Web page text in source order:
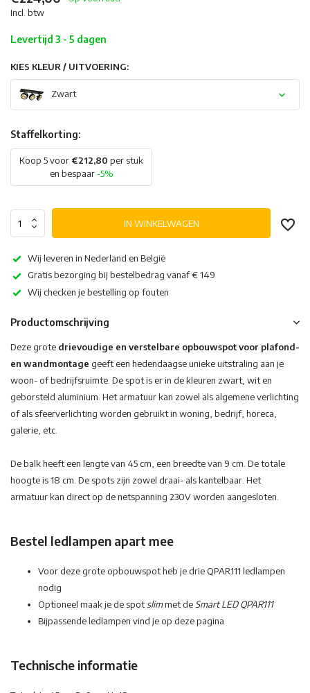
Incl. btw
Levertijd 3 - 5 dagen
KIES KLEUR / UITVOERING:
Zwart
Staffelkorting:
Koop 5 voor€212,80 per stuk
en bespaar -5%
IN WINKELWAGEN
Wij leveren in Nederland en België
Gratis bezorging bij bestelbedrag vanaf € 149
Wij checken je bestelling op fouten
Productomschrijving
Deze grote drievoudige en verstelbare opbouwspot voor plafond-
en wandmontage geeft een hedendaagse unieke uitstraling aan je
woon- of bedrijfsruimte. De spot is er in de kleuren zwart, wit en
geborsteld aluminium. Het armatuur kan zowel als algemene verlichting
of als sfeerverlichting worden gebruikt in woning, bedrijf, horeca,
galerie, etc.
De balk heeft een lengte van 45 cm, een breedte van 9 cm. De totale
hoogte is 18 cm. De spots zijn zowel draai- als kantelbaar. Het
armatuur kan direct op de netspanning 230V worden aangesloten.
Bestel ledlampen apart mee
Voor deze grote opbouwspot heb je drie QPAR111 ledlampen
nodig
Optioneel maak je de spotslimmet deSmart LED QPAR111
Bijpassende ledlampen vind je op deze pagina
Technische informatie